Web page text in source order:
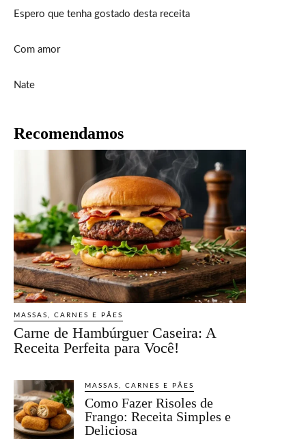
Espero que tenha gostado desta receita
Com amor
Nate
Recomendamos
MASSAS, CARNES E PÃES
Carne de Hambúrguer Caseira: A
Receita Perfeita para Você!
MASSAS, CARNES E PÃES
Como Fazer Risoles de
Frango: Receita Simples e
Deliciosa